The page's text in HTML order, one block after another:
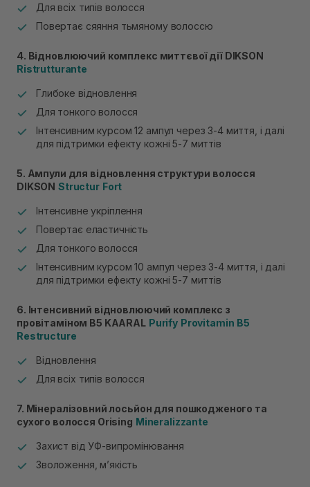
Для всіх типів волосся
Повертає сяяння тьмяному волоссю
4. Відновлюючий комплекс миттєвої дії DIKSON
Ristrutturante
Глибоке відновлення
Для тонкого волосся
Інтенсивним курсом 12 ампул через 3-4 миття, і далі
для підтримки ефекту кожні 5-7 миттів
5. Ампули для відновлення структури волосся
DIKSON Structur Fort
Інтенсивне укріплення
Повертає еластичність
Для тонкого волосся
Інтенсивним курсом 10 ампул через 3-4 миття, і далі
для підтримки ефекту кожні 5-7 миттів
6. Інтенсивний відновлюючий комплекс з
провітаміном В5 KAARAL Purify Provitamin B5
Restructure
Відновлення
Для всіх типів волосся
7. Мінералізовний лосьйон для пошкодженого та
сухого волосся Orising Mineralizzante
Захист від УФ-випромінювання
Зволоження, м’якість